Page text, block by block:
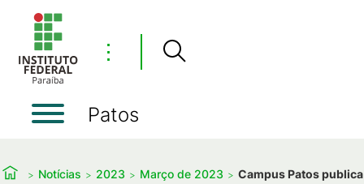
⋮
Patos
Notícias 2023 Março de 2023 Campus Patos